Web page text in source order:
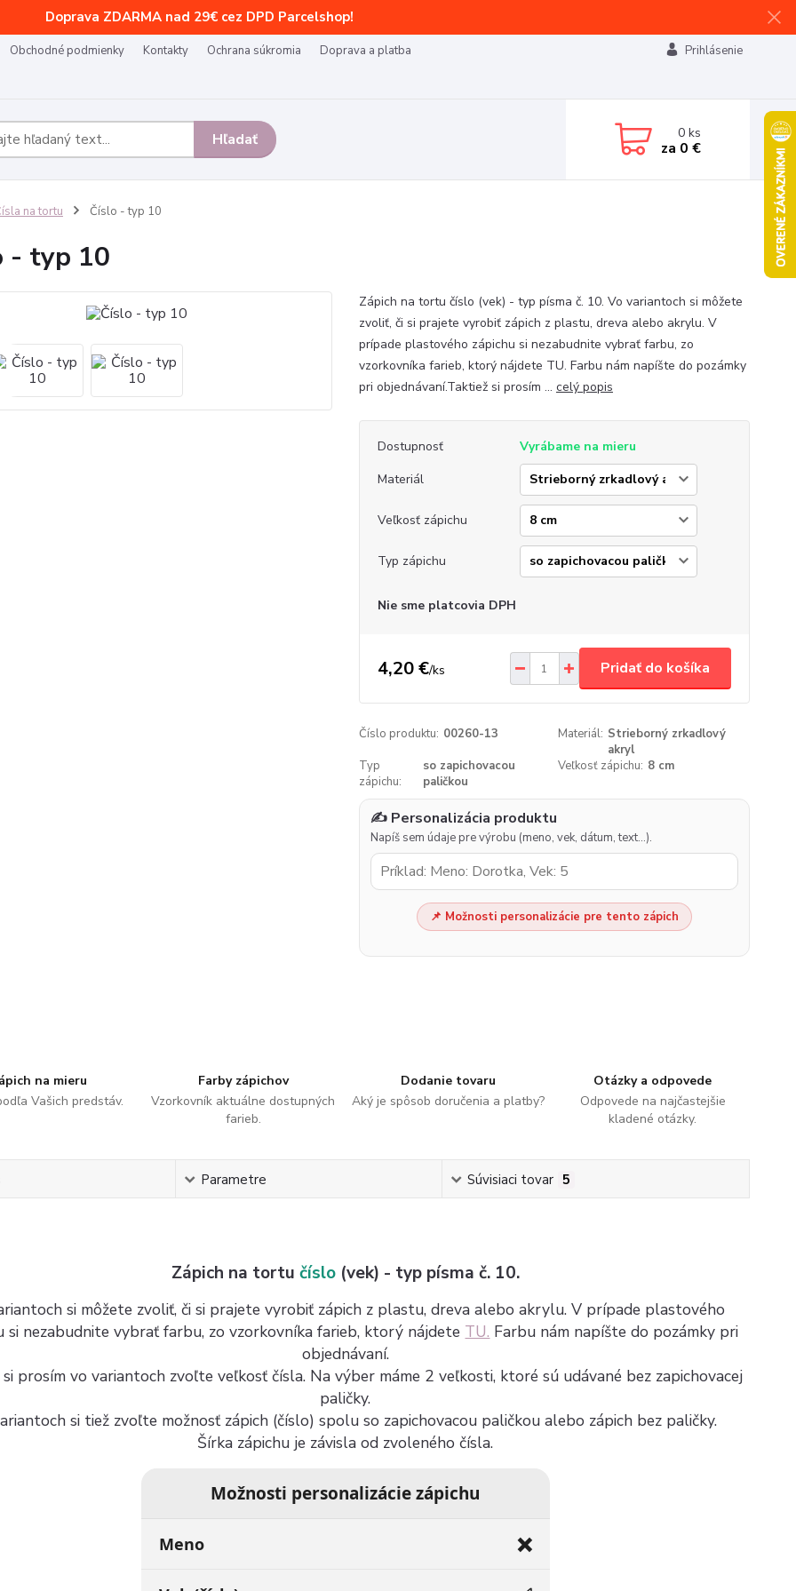
Doprava ZDARMA nad 29€ cez DPD Parcelshop!
Obchodné podmienky Kontakty Ochrana súkromia
Doprava a platba
Prihlásenie
Hľadať 0ks
za 0 €
na tortu Číslo - typ 10
- typ 10
Zápich na tortu číslo (vek) - typ písma č. 10. Vo variantoch si môžete
zvoliť, či si prajete vyrobiť zápich z plastu, dreva alebo akrylu. V
prípade plastového zápichu si nezabudnite vybrať farbu, zo
vzorkovníka farieb, ktorý nájdete TU. Farbu nám napíšte do pozámky
pri objednávaní.Taktiež si prosím ... celý popis
Dostupnosť
Vyrábame na mieru
Materiál
Veľkosť zápichu
Typ zápichu
Nie sme platcovia DPH
4,20 €/ks Pridať do košíka
Číslo produktu: 00260-13 Materiál: Strieborný zrkadlový
akryl
Typ
zápichu:
so zapichovacou
paličkou
Veľkosť zápichu: 8 cm
✍️ Personalizácia produktu
Napíš sem údaje pre výrobu (meno, vek, dátum, text…).
📌 Možnosti personalizácie pre tento zápich
na mieru
Vašich predstáv.
Farby zápichov
Vzorkovník aktuálne dostupných
farieb.
Dodanie tovaru
Aký je spôsob doručenia a platby?
Otázky a odpovede
Odpovede na najčastejšie
kladené otázky.
Parametre Súvisiaci tovar 5
Zápich na tortu číslo (vek) - typ písma č. 10.
si môžete zvoliť, či si prajete vyrobiť zápich z plastu, dreva alebo akrylu. V prípade plastového
si nezabudnite vybrať farbu, zo vzorkovníka farieb, ktorý nájdete TU. Farbu nám napíšte do pozámky pri
objednávaní.
prosím vo variantoch zvoľte veľkosť čísla. Na výber máme 2 veľkosti, ktoré sú udávané bez zapichovacej
paličky.
si tiež zvoľte možnosť zápich (číslo) spolu so zapichovacou paličkou alebo zápich bez paličky.
Šírka zápichu je závisla od zvoleného čísla.
Možnosti personalizácie zápichu
Meno ❌